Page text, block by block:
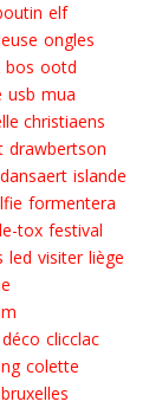
elf
ongles
bos ootd
usb mua
christiaens
drawbertson
islande
formentera
tox festival
led visiter liège
déco clicclac
colette